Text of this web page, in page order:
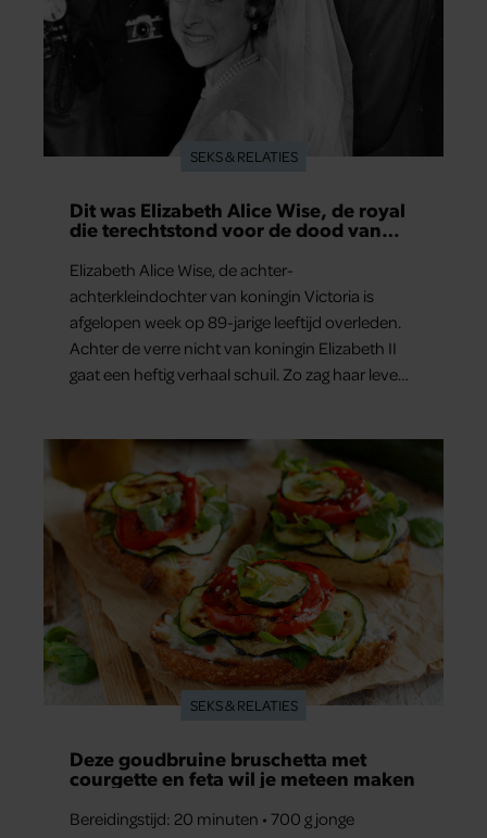
SEKS & RELATIES
Dit was Elizabeth Alice Wise, de royal
die terechtstond voor de dood van
Elizabeth Alice Wise, de achter-
achterkleindochter van koningin Victoria is
afgelopen week op 89-jarige leeftijd overleden.
Achter de verre nicht van koningin Elizabeth II
gaat een heftig verhaal schuil. Zo zag haar leven
SEKS & RELATIES
Deze goudbruine bruschetta met
courgette en feta wil je meteen maken
Bereidingstijd: 20 minuten • 700 g jonge